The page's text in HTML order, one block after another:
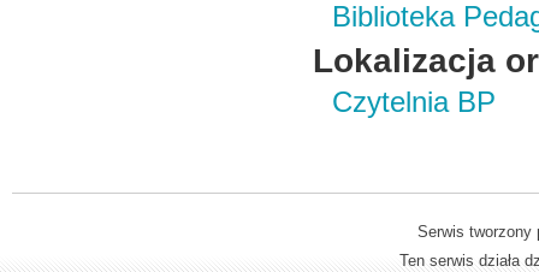
Biblioteka
Lokalizacja
Czytelnia BP
Serwis
Ten serwis działa